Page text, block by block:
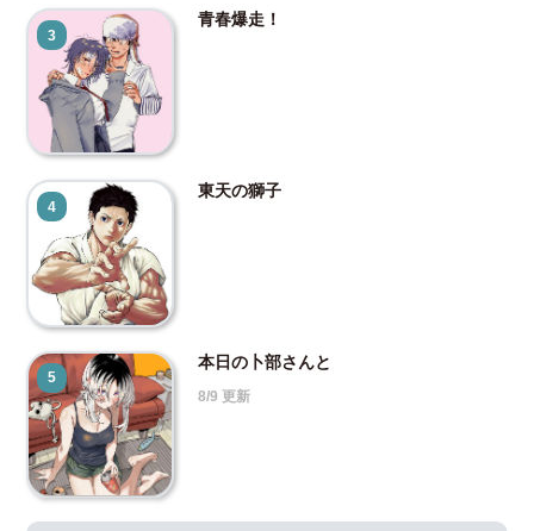
3
青春爆走！
4
東天の獅子
5
本日の卜部さんと
8/9 更新